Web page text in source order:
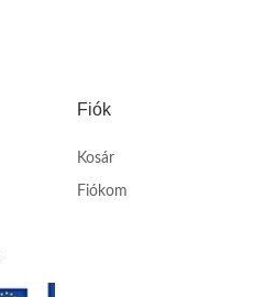
Fiók
Kosár
Fiókom